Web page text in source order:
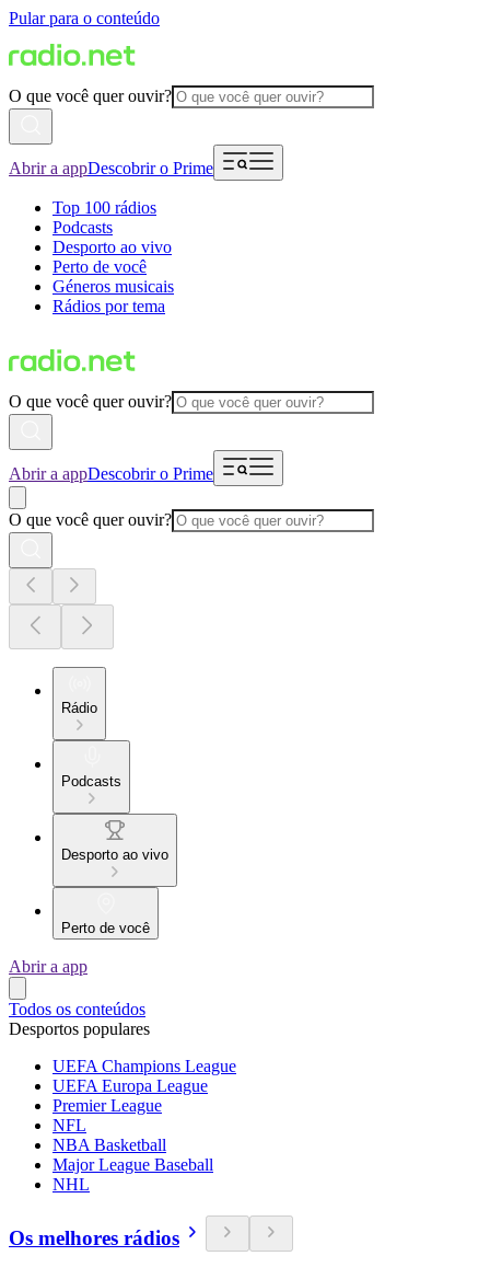
Pular para o conteúdo
O que você quer ouvir?
Abrir a appDescobrir o Prime
Top 100 rádios
Podcasts
Desporto ao vivo
Perto de você
Géneros musicais
Rádios por tema
O que você quer ouvir?
Abrir a appDescobrir o Prime
O que você quer ouvir?
Rádio
Podcasts
Desporto ao vivo
Perto de você
Abrir a app
Todos os conteúdos
Desportos populares
UEFA Champions League
UEFA Europa League
Premier League
NFL
NBA Basketball
Major League Baseball
NHL
Os melhores rádios